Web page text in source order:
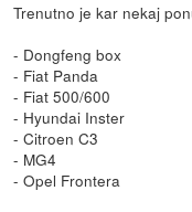
Trenutno je kar nekaj
- Dongfeng box
- Fiat Panda
- Fiat 500/600
- Hyundai Inster
- Citroen C3
- MG4
- Opel Frontera